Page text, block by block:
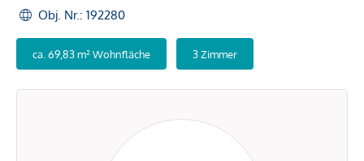
Obj. Nr.: 192280
ca. 69,83 m² Wohnfläche 3 Zimmer